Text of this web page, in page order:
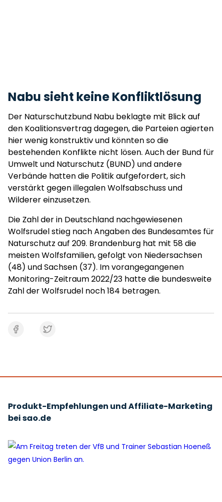
Nabu sieht keine Konfliktlösung
Der Naturschutzbund Nabu beklagte mit Blick auf
den Koalitionsvertrag dagegen, die Parteien agierten
hier wenig konstruktiv und könnten so die
bestehenden Konflikte nicht lösen. Auch der Bund für
Umwelt und Naturschutz (BUND) und andere
Verbände hatten die Politik aufgefordert, sich
verstärkt gegen illegalen Wolfsabschuss und
Wilderer einzusetzen.
Die Zahl der in Deutschland nachgewiesenen
Wolfsrudel stieg nach Angaben des Bundesamtes für
Naturschutz auf 209. Brandenburg hat mit 58 die
meisten Wolfsfamilien, gefolgt von Niedersachsen
(48) und Sachsen (37). Im vorangegangenen
Monitoring-Zeitraum 2022/23 hatte die bundesweite
Zahl der Wolfsrudel noch 184 betragen.
Produkt-Empfehlungen und Affiliate-Marketing
bei sao.de